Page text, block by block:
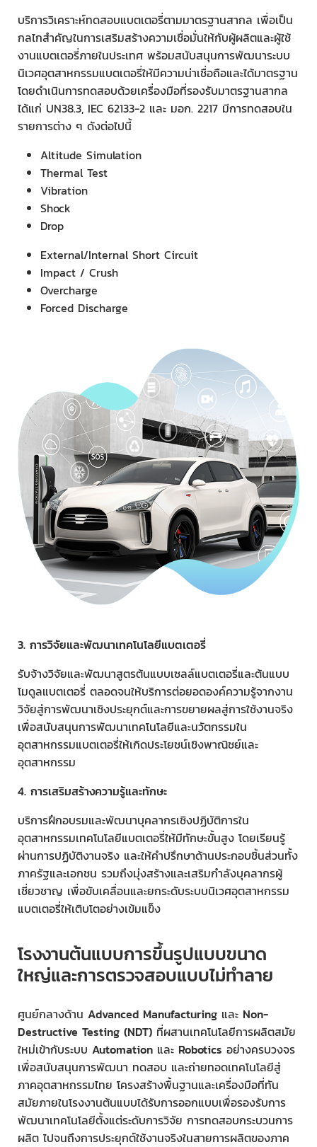
บริการวิเคราะห์ทดสอบแบตเตอรี่ตามมาตรฐานสากล เพื่อเป็น
กลไกสำคัญในการเสริมสร้างความเชื่อมั่นให้กับผู้ผลิตและผู้ใช้
งานแบตเตอรี่ภายในประเทศ พร้อมสนับสนุนการพัฒนาระบบ
นิเวศอุตสาหกรรมแบตเตอรี่ให้มีความน่าเชื่อถือและได้มาตรฐาน
โดยดำเนินการทดสอบด้วยเครื่องมือที่รองรับมาตรฐานสากล
ได้แก่ UN38.3, IEC 62133-2 และ มอก. 2217 มีการทดสอบใน
รายการต่าง ๆ ดังต่อไปนี้
Altitude Simulation
Thermal Test
Vibration
Shock
Drop
External/Internal Short Circuit
Impact / Crush
Overcharge
Forced Discharge
3. การวิจัยและพัฒนาเทคโนโลยีแบตเตอรี่
รับจ้างวิจัยและพัฒนาสูตรต้นแบบเซลล์แบตเตอรี่และต้นแบบ
โมดูลแบตเตอรี่ ตลอดจนให้บริการต่อยอดองค์ความรู้จากงาน
วิจัยสู่การพัฒนาเชิงประยุกต์และการขยายผลสู่การใช้งานจริง
เพื่อสนับสนุนการพัฒนาเทคโนโลยีและนวัตกรรมใน
อุตสาหกรรมแบตเตอรี่ให้เกิดประโยชน์เชิงพาณิชย์และ
อุตสาหกรรม
4. การเสริมสร้างความรู้และทักษะ
บริการฝึกอบรมและพัฒนาบุคลากรเชิงปฏิบัติการใน
อุตสาหกรรมเทคโนโลยีแบตเตอรี่ให้มีทักษะขั้นสูง โดยเรียนรู้
ผ่านการปฏิบัติงานจริง และให้คำปรึกษาด้านประกอบชิ้นส่วนทั้ง
ภาครัฐและเอกชน รวมถึงมุ่งสร้างและเสริมกำลังบุคลากรผู้
เชี่ยวชาญ เพื่อขับเคลื่อนและยกระดับระบบนิเวศอุตสาหกรรม
แบตเตอรี่ให้เติบโตอย่างเข้มแข็ง
โรงงานต้นแบบการขึ้นรูปแบบขนาด
ใหญ่และการตรวจสอบแบบไม่ทำลาย
ศูนย์กลางด้าน Advanced Manufacturing และ Non-
Destructive Testing (NDT) ที่ผสานเทคโนโลยีการผลิตสมัย
ใหม่เข้ากับระบบ Automation และ Robotics อย่างครบวงจร
เพื่อสนับสนุนการพัฒนา ทดสอบ และถ่ายทอดเทคโนโลยีสู่
ภาคอุตสาหกรรมไทย โครงสร้างพื้นฐานและเครื่องมือที่ทัน
สมัยภายในโรงงานต้นแบบได้รับการออกแบบเพื่อรองรับการ
พัฒนาเทคโนโลยีตั้งแต่ระดับการวิจัย การทดสอบกระบวนการ
ผลิต ไปจนถึงการประยุกต์ใช้งานจริงในสายการผลิตของภาค